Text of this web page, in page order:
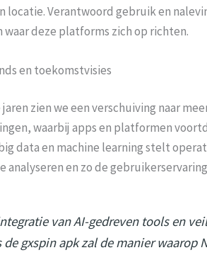
locatie. Verantwoord gebruik en
waar deze platforms zich op richten.
en toekomstvisies
zien we een verschuiving naar
waarbij apps en platformen
data en machine learning stelt
analyseren en zo de
van AI-gedreven tools en
de gxspin apk zal de manier waarop